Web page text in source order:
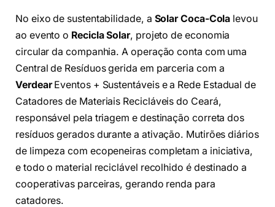
No eixo de sustentabilidade, a Solar Coca-Cola levou
ao evento o Recicla Solar, projeto de economia
circular da companhia. A operação conta com uma
Central de Resíduos gerida em parceria com a
VerdearEventos + Sustentáveis e a Rede Estadual de
Catadores de Materiais Recicláveis do Ceará,
responsável pela triagem e destinação correta dos
resíduos gerados durante a ativação. Mutirões diários
de limpeza com ecopeneiras completam a iniciativa,
e todo o material reciclável recolhido é destinado a
cooperativas parceiras, gerando renda para
catadores.